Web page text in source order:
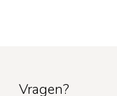
Vragen?